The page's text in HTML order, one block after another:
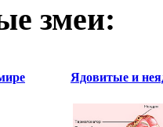
змеи:
Ядовитые и